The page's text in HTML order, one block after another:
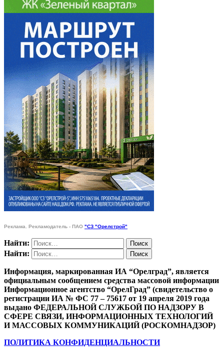
Реклама. Рекламодатель - ПАО "СЗ "Орелстрой"
Найти:
Найти:
Информация, маркированная ИА “Орелград”, является
официальным сообщением средства массовой информации
Информационное агентство “ОрелГрад” (свидетельство о
регистрации ИА № ФС 77 – 75617 от 19 апреля 2019 года
выдано ФЕДЕРАЛЬНОЙ СЛУЖБОЙ ПО НАДЗОРУ В
СФЕРЕ СВЯЗИ, ИНФОРМАЦИОННЫХ ТЕХНОЛОГИЙ
И МАССОВЫХ КОММУНИКАЦИЙ (РОСКОМНАДЗОР)
ПОЛИТИКА КОНФИДЕНЦИАЛЬНОСТИ